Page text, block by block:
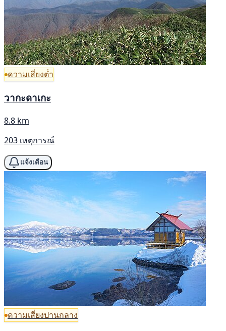
ความเสี่ยงต่ำ
วากะดาเกะ
8.8 km
203 เหตุการณ์
แจ้งเตือน
ความเสี่ยงปานกลาง